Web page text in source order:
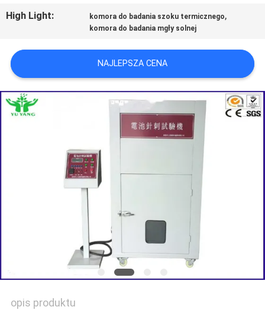
SKONTAKTUJ
NAMI
AKTUALNOŚCI
POPROSIĆ
WYCENĘ
POLITYKA
High Light: komora do badania szoku termicznego,
komora do badania mgły solnej
NAJLEPSZA CENA
opis produktu